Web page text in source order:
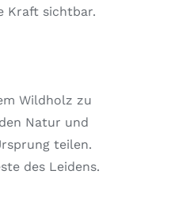
Kraft sichtbar.
Wildholz zu
Natur und
teilen.
des Leidens.